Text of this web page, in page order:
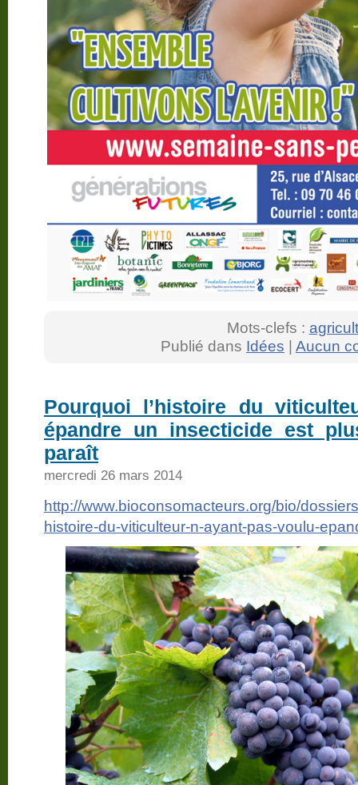
Mots-clefs :
Publié dans Idées | Aucun
Pourquoi l’histoire du
épandre un insecticide est
paraît
mercredi 26 mars 2014
http://www.bioconsomacteurs.org/bio/
histoire-du-viticulteur-n-ayant-pas-voulu-